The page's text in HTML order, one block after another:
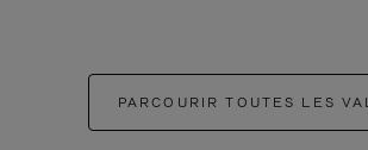
PARCOURIR TOUTES LES